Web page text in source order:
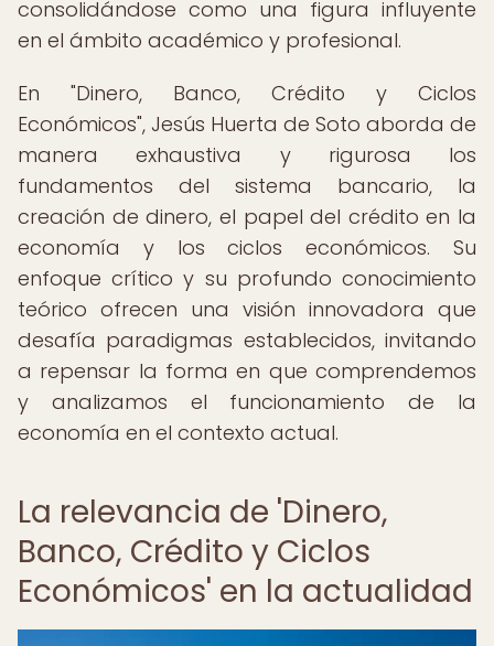
consolidándose como una figura influyente
en el ámbito académico y profesional.
En "Dinero, Banco, Crédito y Ciclos
Económicos", Jesús Huerta de Soto aborda de
manera exhaustiva y rigurosa los
fundamentos del sistema bancario, la
creación de dinero, el papel del crédito en la
economía y los ciclos económicos. Su
enfoque crítico y su profundo conocimiento
teórico ofrecen una visión innovadora que
desafía paradigmas establecidos, invitando
a repensar la forma en que comprendemos
y analizamos el funcionamiento de la
economía en el contexto actual.
La relevancia de 'Dinero,
Banco, Crédito y Ciclos
Económicos' en la actualidad